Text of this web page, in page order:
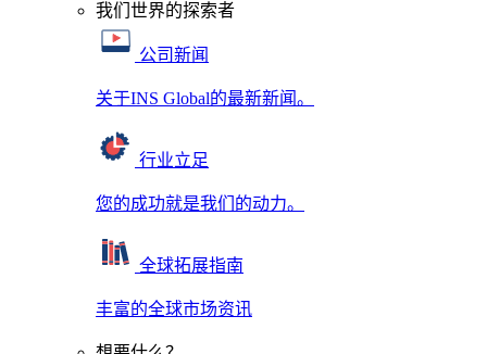
我们世界的探索者
公司新闻
关于INS Global的最新新闻。
行业立足
您的成功就是我们的动力。
全球拓展指南
丰富的全球市场资讯